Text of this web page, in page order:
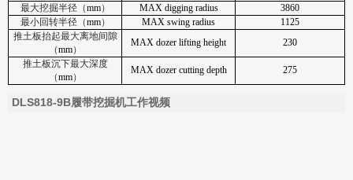
最大挖掘半径（mm） MAX digging radius
3860
最小回转半径（mm） MAX swing radius
1125
推土板抬起最大离地间隙
（mm）
MAX dozer lifting height
230
推土板沉下最大深度
（mm）
MAX dozer cutting depth 275
DLS818-9B履带挖掘机工作视频